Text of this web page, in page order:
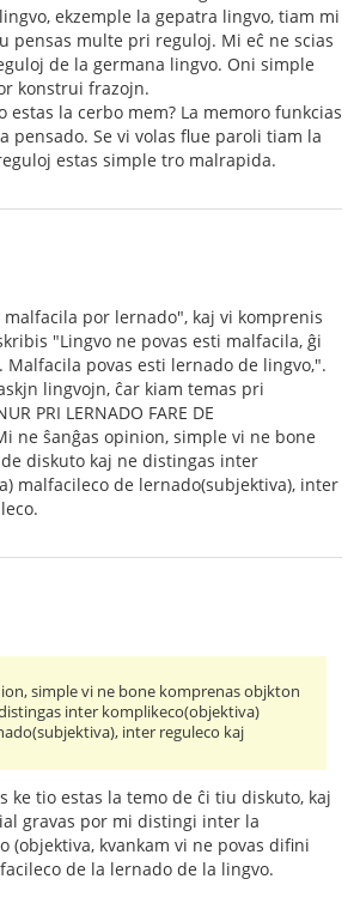
ekzemple la gepatra lingvo, tiam mi
pensas multe pri reguloj. Mi eĉ ne scias
de la germana lingvo. Oni simple
konstrui frazojn.
estas la cerbo mem? La memoro funkcias
pensado. Se vi volas flue paroli tiam la
estas simple tro malrapida.
por lernado", kaj vi komprenis
"Lingvo ne povas esti malfacila, ĝi
Malfacila povas esti lernado de lingvo,".
lingvojn, ĉar kiam temas pri
PRI LERNADO FARE DE
ne ŝanĝas opinion, simple vi ne bone
diskuto kaj ne distingas inter
malfacileco de lernado(subjektiva), inter
simple vi ne bone komprenas objkton
inter komplikeco(objektiva)
inter reguleco kaj
ke tio estas la temo de ĉi tiu diskuto, kaj
gravas por mi distingi inter la
(objektiva, kvankam vi ne povas difini
de la lernado de la lingvo.